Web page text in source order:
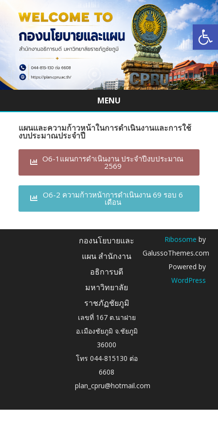
MENU
Skip
to
content
แผนและความก้าวหน้าในการดำเนินงานและการใช้
งบประมาณประจำปี
O6-1แผนการดำเนินงาน ประจำปีงบประมาณ
2569
O6-2 ความก้าวหน้าการดำเนินงาน 69 รอบ 6
เดือน
กองนโยบายและ
แผน สำนักงาน
อธิการบดี
มหาวิทยาลัย
ราชภัฏชัยภูมิ
เลขที่ 167 ต.นาฝาย
อ.เมืองชัยภูมิ จ.ชัยภูมิ
36000
โทร 044-815130 ต่อ
6608
plan_cpru@hotmail.com
Ribosome by
GalussoThemes.com
Powered by
WordPress